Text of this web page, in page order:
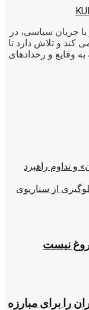
جریان سیاسی، در
کند و تلاش دارد تا
وقایع و رخدادهای
و تداوم راهبرد
از سناریوی
نیست
را برای مبارزه